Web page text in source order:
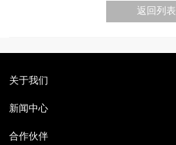
返回列表
关于我们
新闻中心
合作伙伴